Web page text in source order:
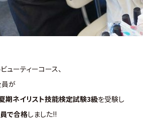
ューティーコース、
員が
期ネイリスト技能検定試験3級を受験し
で合格しました!!